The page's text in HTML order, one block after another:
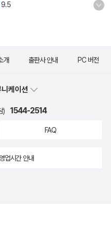
9.5
개 출판사 안내 PC 버전
케이션
) 1544-2514
FAQ
업시간 안내